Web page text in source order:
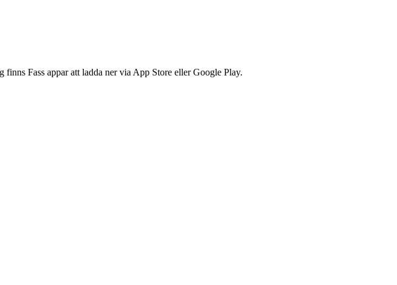
Fass appar att ladda ner via App Store eller Google Play.